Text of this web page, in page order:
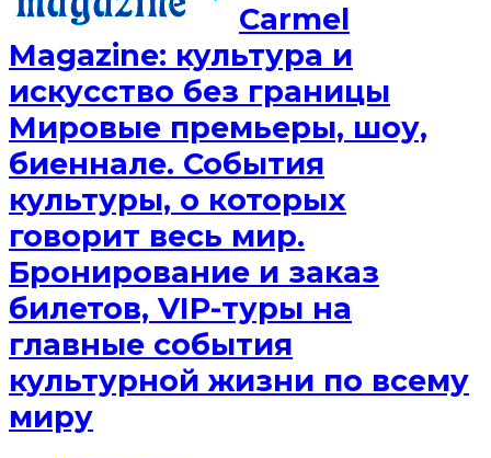
Сarmel
Magazine: культура и
искусство без границы
Мировые премьеры, шоу,
биеннале. События
культуры, о которых
говорит весь мир.
Бронирование и заказ
билетов, VIP-туры на
главные события
культурной жизни по всему
миру